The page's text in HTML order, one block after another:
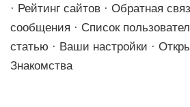
· Рейтинг сайтов · Обратная
сообщения · Список
статью · Ваши настройки ·
Знакомства